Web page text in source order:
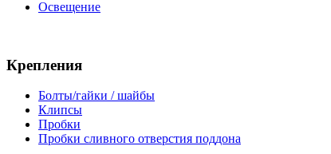
Освещение
Крепления
Болты/гайки / шайбы
Клипсы
Пробки
Пробки сливного отверстия поддона